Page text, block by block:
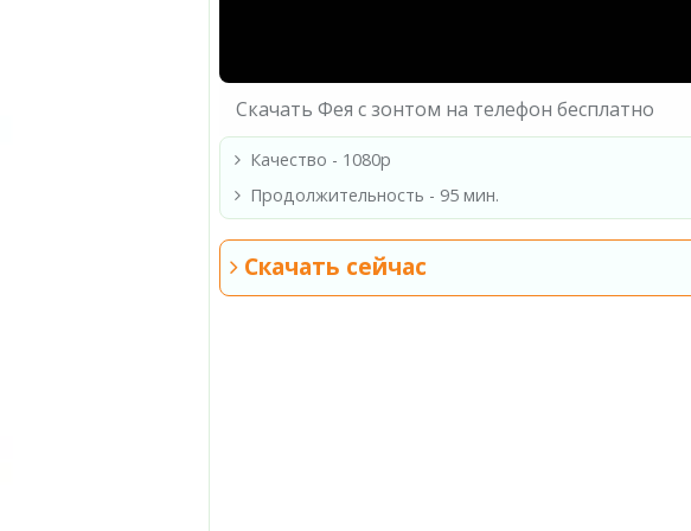
Скачать Фея с зонтом на телефон бесплатно
Качество - 1080p
Продолжительность - 95 мин.
Скачать сейчас